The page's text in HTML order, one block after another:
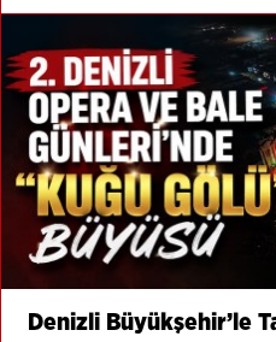
Denizli Büyükşehir’le